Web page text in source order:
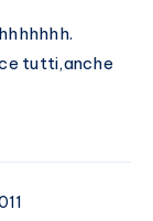
tutti,anche